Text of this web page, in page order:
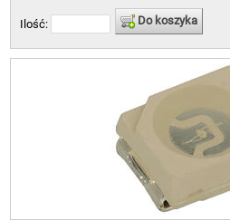
Ilość: Do koszyka